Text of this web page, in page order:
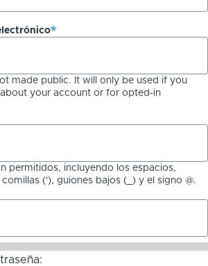
made public. It will only be used if you
your account or for opted-in
permitidos, incluyendo los espacios,
('), guiones bajos (_) y el signo @.